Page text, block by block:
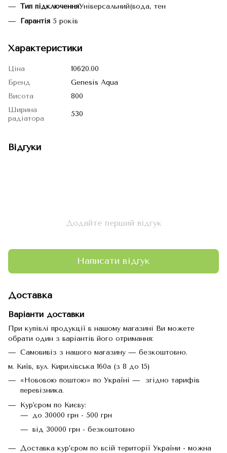
Тип підключенняУніверсальний(вода, тен
Гарантія 5 років
Характеристики
Ціна
10620.00
Бренд
Genesis Aqua
Висота
800
Ширина
радіатора
530
Відгуки
Додайте перший відгук
Написати відгук
Доставка
Варіанти доставки
При купівлі продукції в нашому магазині Ви можете
обрати один з варіантів його отримання:
Самовивіз з нашого магазину — безкоштовно.
м. Київ, вул. Кирилівська 160а (з 8 до 15)
«Нововою поштою» по Україні — згідно тарифів
перевізника.
Кур'єром по Києву:
до 30000 грн - 500 грн
від 30000 грн - безкоштовно
Доставка кур’єром по всій території України - можна